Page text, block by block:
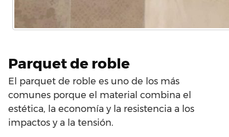
Parquet de roble
El parquet de roble es uno de los más
comunes porque el material combina el
estética, la economía y la resistencia a los
impactos y a la tensión.